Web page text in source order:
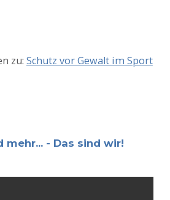
zu: Schutz vor Gewalt im Sport
mehr... - Das sind wir!